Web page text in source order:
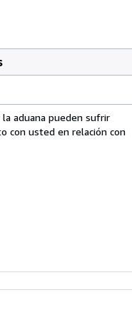
aduana pueden sufrir
con usted en relación con